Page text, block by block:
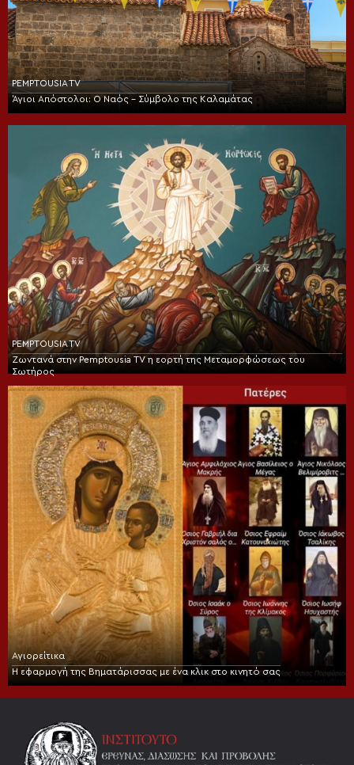
PEMPTOUSIA TV
Άγιοι Απόστολοι: Ο Ναός – Σύμβολο της Καλαμάτας
PEMPTOUSIA TV
Ζωντανά στην Pemptousia TV η εορτή της Μεταμορφώσεως του
Σωτήρος
Αγιορείτικα
Η εφαρμογή της Βηματάρισσας με ένα κλικ στο κινητό σας